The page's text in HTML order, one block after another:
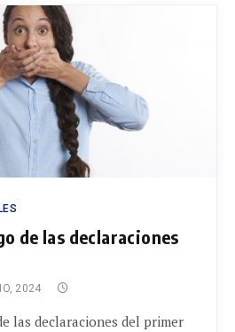
de las declaraciones
2024
las declaraciones del primer